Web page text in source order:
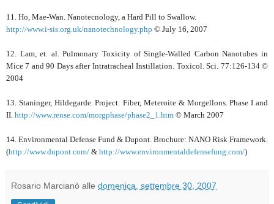
11. Ho, Mae-Wan. Nanotecnology, a Hard Pill to Swallow.
http://www.i-sis.org.uk/nanotechnology.php © July 16, 2007
12. Lam, et. al. Pulmonary Toxicity of Single-Walled Carbon Nanotubes in
Mice 7 and 90 Days after Intratracheal Instillation. Toxicol. Sci. 77:126-134 ©
2004
13. Staninger, Hildegarde. Project: Fiber, Meteroite & Morgellons. Phase I and
II. http://www.rense.com/morgphase/phase2_1.htm © March 2007
14. Environmental Defense Fund & Dupont. Brochure: NANO Risk Framework.
(http://www.dupont.com/ & http://www.environmentaldefensefung.com/)
Rosario Marcianò alle domenica, settembre 30, 2007